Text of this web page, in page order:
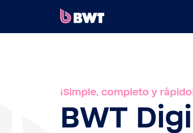
REGISTRAR UN KIT SIN CUENTA
¡Simple, completo y
BWT